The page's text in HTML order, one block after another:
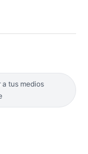
a tus medios